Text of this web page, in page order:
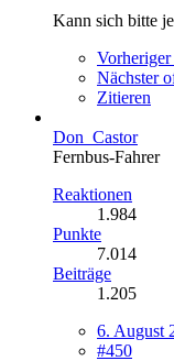
Kann sich bitte
Nächster
Zitieren
Don_Castor
Fernbus-Fahrer
Reaktionen
1.984
Punkte
7.014
Beiträge
1.205
6. August
#450